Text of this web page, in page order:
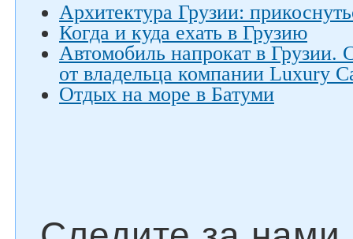
Архитектура Грузии:
Когда и куда ехать в Грузию
Автомобиль напрокат в Грузии.
от владельца компании Luxury
Отдых на море в Батуми